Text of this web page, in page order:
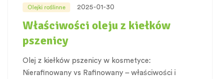
Olejki roślinne 2025-01-30
Właściwości oleju z kiełków
pszenicy
Olej z kiełków pszenicy w kosmetyce:
Nierafinowany vs Rafinowany – właściwości i